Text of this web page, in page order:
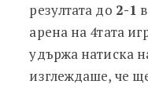
резултата до 2-1
арена на 4тата
удържа натиска
изглеждаше, че